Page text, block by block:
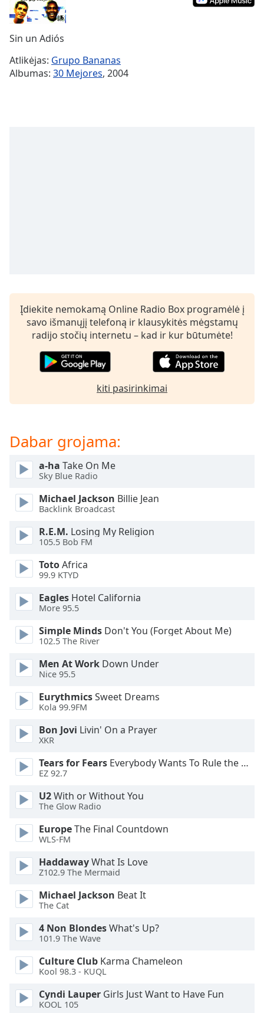
Time-
Playback
Rate
subtitles
off,
selected
in-
This
modal
window.
dialog
window.
Escape
cancel
and
Text
Opacity
Text
Background
Area
Background
Color
Opacity
Font
Size
Text
Sin un Adiós
Atlikėjas: Grupo Bananas
Albumas: 30 Mejores, 2004
Įdiekite nemokamą Online Radio Box programėlė į
savo išmanųjį telefoną ir klausykitės mėgstamų
radijo stočių internetu – kad ir kur būtumėte!
kiti pasirinkimai
Dabar grojama:
a-ha Take On Me
Sky Blue Radio
Michael Jackson Billie Jean
Backlink Broadcast
R.E.M. Losing My Religion
105.5 Bob FM
TotoAfrica
99.9 KTYD
Eagles Hotel California
More 95.5
Simple Minds Don't You (Forget About Me)
102.5 The River
Men At Work Down Under
Nice 95.5
EurythmicsSweet Dreams
Kola 99.9FM
Bon Jovi Livin' On a Prayer
XKR
Tears for Fears Everybody Wants To Rule the World
EZ 92.7
U2With or Without You
The Glow Radio
EuropeThe Final Countdown
WLS-FM
HaddawayWhat Is Love
Z102.9 The Mermaid
Michael Jackson Beat It
The Cat
4 Non BlondesWhat's Up?
101.9 The Wave
Culture Club Karma Chameleon
Kool 98.3 - KUQL
Cyndi Lauper Girls Just Want to Have Fun
KOOL 105